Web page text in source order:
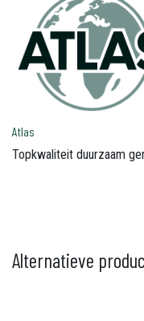
Atlas
Topkwaliteit duurzaam
Alternatieve